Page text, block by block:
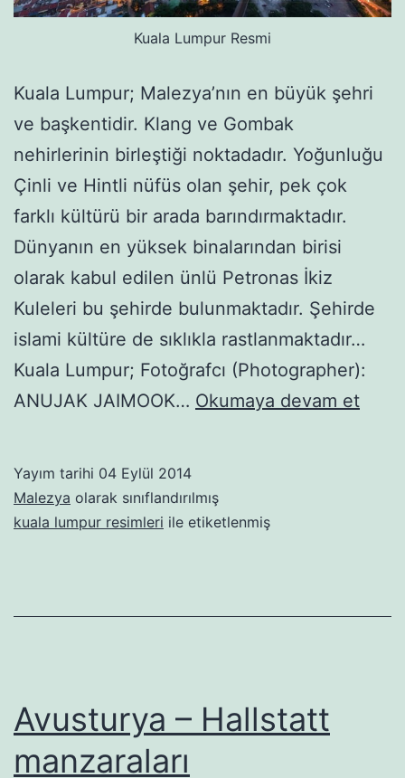
Kuala Lumpur Resmi
Kuala Lumpur; Malezya’nın en büyük şehri
ve başkentidir. Klang ve Gombak
nehirlerinin birleştiği noktadadır. Yoğunluğu
Çinli ve Hintli nüfüs olan şehir, pek çok
farklı kültürü bir arada barındırmaktadır.
Dünyanın en yüksek binalarından birisi
olarak kabul edilen ünlü Petronas İkiz
Kuleleri bu şehirde bulunmaktadır. Şehirde
islami kültüre de sıklıkla rastlanmaktadır…
Kuala Lumpur; Fotoğrafcı (Photographer):
ANUJAK JAIMOOK… Okumaya devam etKuala
Yayım tarihi 04 Eylül 2014
Malezya olarak sınıflandırılmış
kuala lumpur resimleri ile etiketlenmiş
Avusturya – Hallstatt
manzaraları